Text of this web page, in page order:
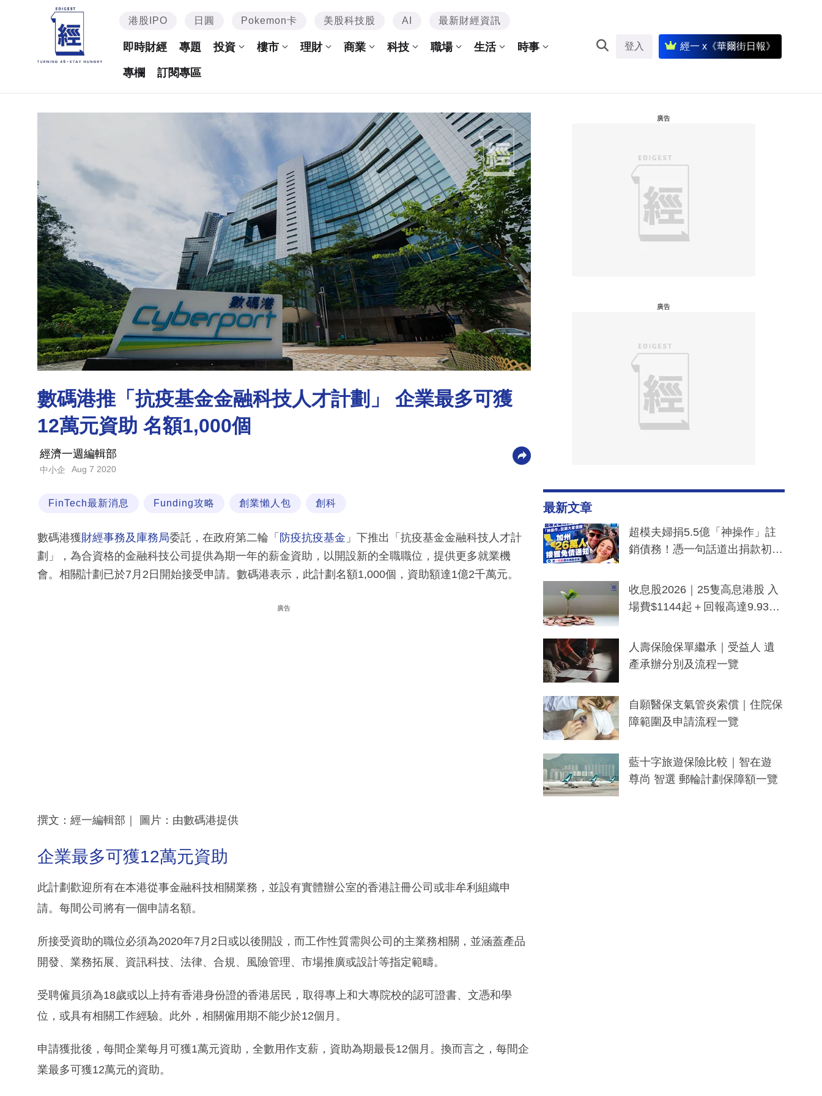
港股IPO 日圓 Pokemon卡 美股科技股 AI 最新財經資訊
即時財經 專題 投資 樓市 理財 商業 科技 職場 生活 時事
專欄 訂閱專區
登入 經一 x《華爾街日報》
數碼港推「抗疫基金金融科技人才計劃」 企業最多可獲
12萬元資助 名額1,000個
經濟一週編輯部
中小企 Aug 7 2020
FinTech最新消息 Funding攻略 創業懶人包 創科
數碼港獲財經事務及庫務局委託，在政府第二輪「 防疫抗疫基金 」下推出「抗疫基金金融科技人才計
劃」，為合資格的金融科技公司提供為期一年的薪金資助，以開設新的全職職位，提供更多就業機
會。相關計劃已於7月2日開始接受申請。數碼港表示，此計劃名額1,000個，資助額達1億2千萬元。
廣告
撰文：經一編輯部｜ 圖片：由數碼港提供
企業最多可獲12萬元資助
此計劃歡迎所有在本港從事金融科技相關業務，並設有實體辦公室的香港註冊公司或非牟利組織申
請。每間公司將有一個申請名額。
所接受資助的職位必須為2020年7月2日或以後開設，而工作性質需與公司的主業務相關，並涵蓋產品
開發、業務拓展、資訊科技、法律、合規、風險管理、市場推廣或設計等指定範疇。
受聘僱員須為18歲或以上持有香港身份證的香港居民，取得專上和大專院校的認可證書、文憑和學
位，或具有相關工作經驗。此外，相關僱用期不能少於12個月。
申請獲批後，每間企業每月可獲1萬元資助，全數用作支薪，資助為期最長12個月。換而言之，每間企
業最多可獲12萬元的資助。
廣告
廣告
最新文章
超模夫婦捐5.5億「神操作」註
銷債務！憑一句話道出捐款初
一度被誤當詐騙手段
收息股2026｜25隻高息港股 入
場費$1144起＋回報高達9.93
人壽保險保單繼承｜受益人 遺
產承辦分別及流程一覽
自願醫保支氣管炎索償｜住院保
障範圍及申請流程一覽
藍十字旅遊保險比較｜智在遊
尊尚 智選 郵輪計劃保障額一覽